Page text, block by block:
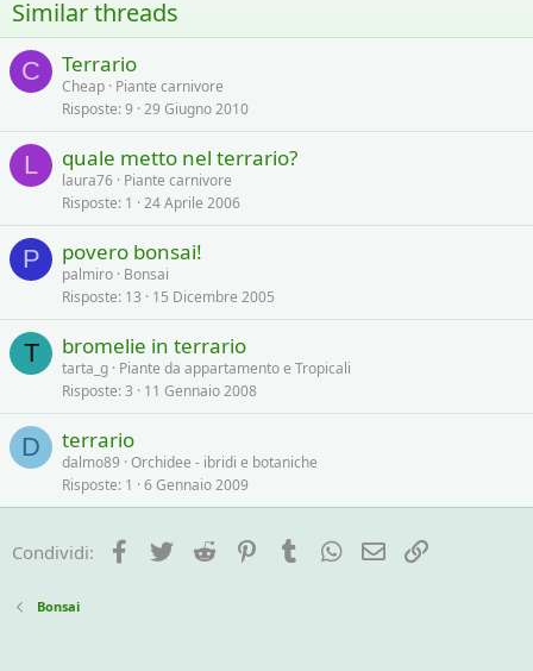
n
s
:
Similar threads
C Terrario
Cheap Piante carnivore
Risposte 9 29 Giugno 2010
L quale metto nel terrario?
laura76 Piante carnivore
Risposte 1 24 Aprile 2006
P povero bonsai!
palmiro Bonsai
Risposte 13 15 Dicembre 2005
T bromelie in terrario
tarta_g Piante da appartamento e Tropicali
Risposte 3 11 Gennaio 2008
D terrario
dalmo89 Orchidee - ibridi e botaniche
Risposte 1 6 Gennaio 2009
Condividi: Facebook
Twitter Reddit PinterestTumblrWhatsApp
e-mail
Bonsai